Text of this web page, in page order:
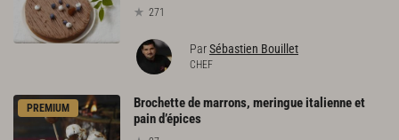
271
ParSébastien Bouillet
CHEF
PREMIUM
Brochette de marrons, meringue italienne et
pain d’épices